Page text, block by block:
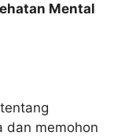
Mental
dan memohon